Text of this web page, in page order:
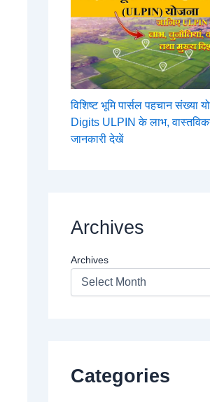
विशिष्ट भूमि पार्सल पहचान संख्या
Digits ULPIN के लाभ,
जानकारी देखें
Archives
Archives
Categories